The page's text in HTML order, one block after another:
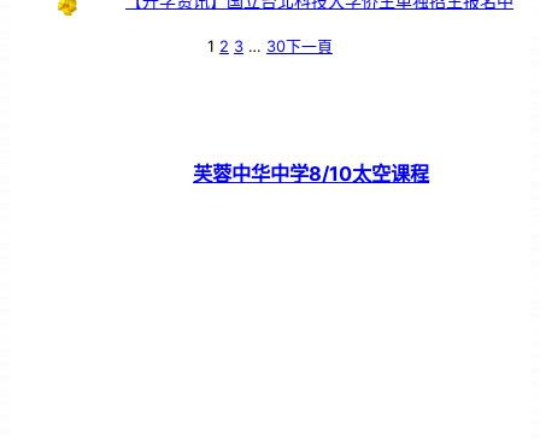
1 2 3 … 30下一頁
芙蓉中华中学8/10太空课程